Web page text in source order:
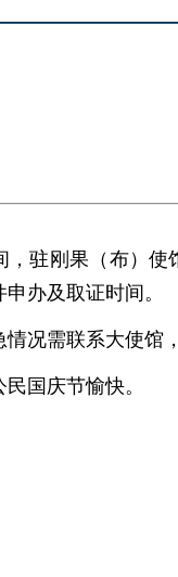
，驻刚果（布）
办及取证时间。
况需联系大使馆
国庆节愉快。